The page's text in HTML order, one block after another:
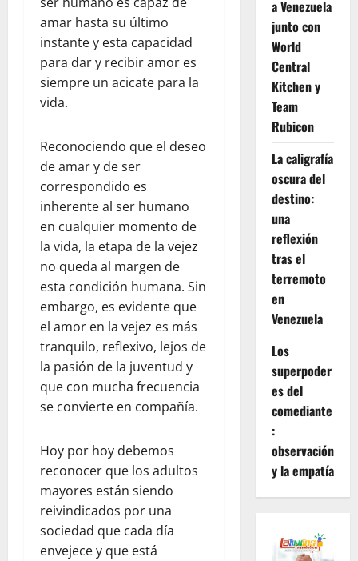
amar hasta su último
instante y esta capacidad
para dar y recibir amor es
siempre un acicate para la
vida.
Reconociendo que el deseo
de amar y de ser
correspondido es
inherente al ser humano
en cualquier momento de
la vida, la etapa de la vejez
no queda al margen de
esta condición humana. Sin
embargo, es evidente que
el amor en la vejez es más
tranquilo, reflexivo, lejos de
la pasión de la juventud y
que con mucha frecuencia
se convierte en compañía.
Hoy por hoy debemos
reconocer que los adultos
mayores están siendo
reivindicados por una
sociedad que cada día
envejece y que está
a Venezuela
junto con
World
Central
Kitchen y
Team
Rubicon
La caligrafía
oscura del
destino:
una
reflexión
tras el
terremoto
en
Venezuela
Los
superpoder
es del
comediante
:
observación
y la empatía